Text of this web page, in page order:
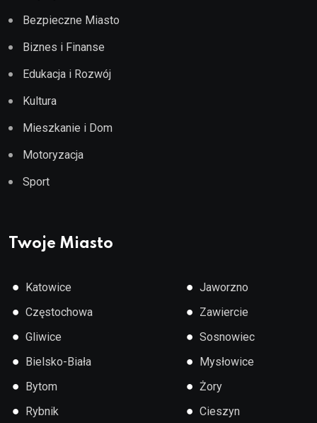
Bezpieczne Miasto
Biznes i Finanse
Edukacja i Rozwój
Kultura
Mieszkanie i Dom
Motoryzacja
Sport
Twoje Miasto
● Katowice
● Częstochowa
● Gliwice
● Bielsko-Biała
● Bytom
● Rybnik
● Jaworzno
● Zawiercie
● Sosnowiec
● Mysłowice
● Żory
● Cieszyn